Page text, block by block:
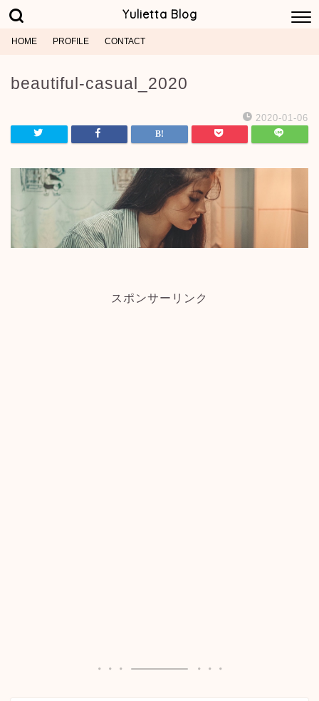
Yulietta Blog
HOME PROFILE CONTACT
beautiful-casual_2020
2020-01-06
スポンサーリンク